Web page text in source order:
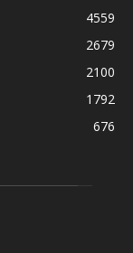
4559
2679
2100
1792
676